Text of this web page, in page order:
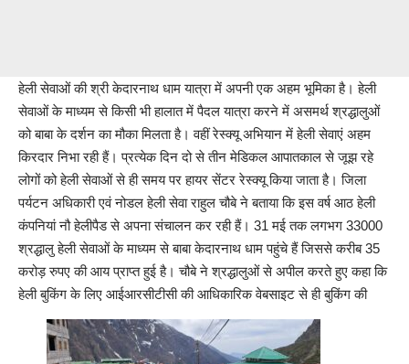
हेली सेवाओं की श्री केदारनाथ धाम यात्रा में अपनी एक अहम भूमिका है। हेली
सेवाओं के माध्यम से किसी भी हालात में पैदल यात्रा करने में असमर्थ श्रद्धालुओं
को बाबा के दर्शन का मौका मिलता है। वहीं रेस्क्यू अभियान में हेली सेवाएं अहम
किरदार निभा रही हैं। प्रत्येक दिन दो से तीन मेडिकल आपातकाल से जूझ रहे
लोगों को हेली सेवाओं से ही समय पर हायर सेंटर रेस्क्यू किया जाता है। जिला
पर्यटन अधिकारी एवं नोडल हेली सेवा राहुल चौबे ने बताया कि इस वर्ष आठ हेली
कंपनियां नौ हेलीपैड से अपना संचालन कर रही हैं। 31 मई तक लगभग 33000
श्रद्धालु हेली सेवाओं के माध्यम से बाबा केदारनाथ धाम पहुंचे हैं जिससे करीब 35
करोड़ रुपए की आय प्राप्त हुई है। चौबे ने श्रद्धालुओं से अपील करते हुए कहा कि
हेली बुकिंग के लिए आईआरसीटीसी की आधिकारिक वेबसाइट से ही बुकिंग की